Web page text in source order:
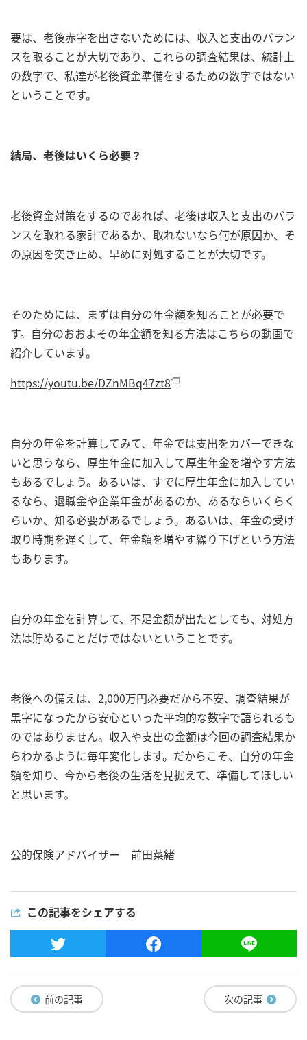
要は、老後赤字を出さないためには、収入と支出のバラン
スを取ることが大切であり、これらの調査結果は、統計上
の数字で、私達が老後資金準備をするための数字ではない
ということです。
結局、老後はいくら必要？
老後資金対策をするのであれば、老後は収入と支出のバラ
ンスを取れる家計であるか、取れないなら何が原因か、そ
の原因を突き止め、早めに対処することが大切です。
そのためには、まずは自分の年金額を知ることが必要で
す。自分のおおよその年金額を知る方法はこちらの動画で
紹介しています。
https://youtu.be/DZnMBq47zt8
自分の年金を計算してみて、年金では支出をカバーできな
いと思うなら、厚生年金に加入して厚生年金を増やす方法
もあるでしょう。あるいは、すでに厚生年金に加入してい
るなら、退職金や企業年金があるのか、あるならいくらく
らいか、知る必要があるでしょう。あるいは、年金の受け
取り時期を遅くして、年金額を増やす繰り下げという方法
もあります。
自分の年金を計算して、不足金額が出たとしても、対処方
法は貯めることだけではないということです。
老後への備えは、2,000万円必要だから不安、調査結果が
黒字になったから安心といった平均的な数字で語られるも
のではありません。収入や支出の金額は今回の調査結果か
らわかるように毎年変化します。だからこそ、自分の年金
額を知り、今から老後の生活を見据えて、準備してほしい
と思います。
公的保険アドバイザー 前田菜緒
この記事をシェアする
前の記事 次の記事